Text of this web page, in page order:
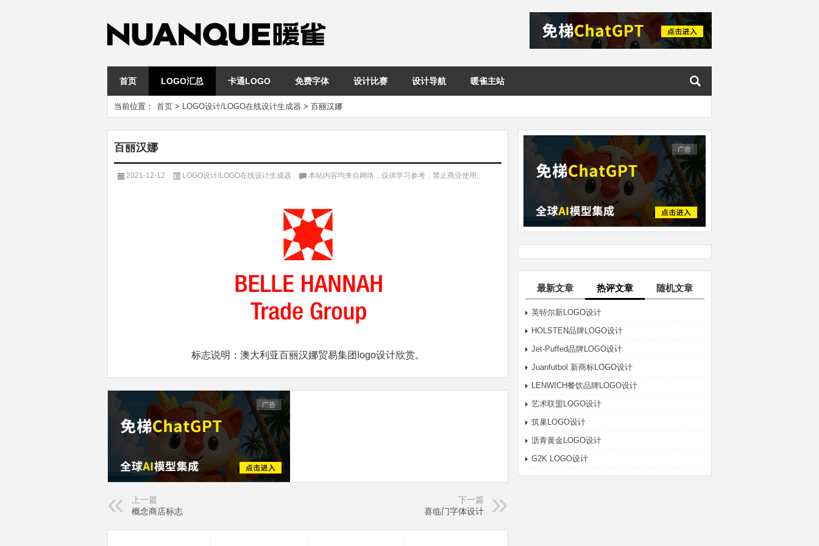
首页 LOGO汇总 卡通LOGO 免费字体 设计比赛 设计导航 暖雀主站
当前位置： 首页 > LOGO设计/LOGO在线设计生成器 > 百丽汉娜
最新文章 热评文章 随机文章
英特尔新LOGO设计
HOLSTEN品牌LOGO设计
Jet-Puffed品牌LOGO设计
Juanfutbol 新商标LOGO设计
LENWICH餐饮品牌LOGO设计
艺术联盟LOGO设计
筑巢LOGO设计
沥青黄金LOGO设计
G2K LOGO设计
百丽汉娜
2021-12-12 LOGO设计/LOGO在线设计生成器 本站内容均来自网络，仅供学习参考，禁止商业使用。
标志说明：澳大利亚百丽汉娜贸易集团logo设计欣赏。
上一篇
概念商店标志
下一篇
喜临门字体设计